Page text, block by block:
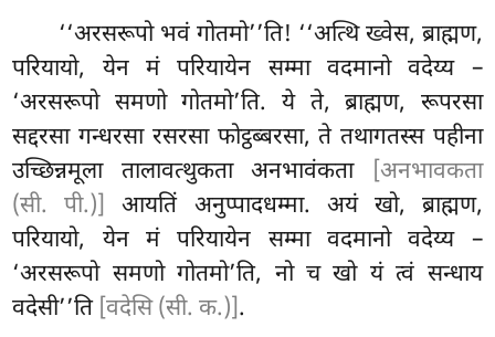
‘‘अरसरूपो भवं गोतमो’’ति! ‘‘अत्थि ख्वेस, ब्राह्मण,
परियायो, येन मं परियायेन सम्मा वदमानो वदेय्य –
‘अरसरूपो समणो गोतमो’ति. ये ते, ब्राह्मण, रूपरसा
सद्दरसा गन्धरसा रसरसा फोट्ठब्बरसा, ते तथागतस्स पहीना
उच्छिन्नमूला तालावत्थुकता अनभावंकता
[अनभावकता
(सी. पी.)]
आयतिं अनुप्पादधम्मा. अयं खो, ब्राह्मण,
परियायो, येन मं परियायेन सम्मा वदमानो वदेय्य –
‘अरसरूपो समणो गोतमो’ति, नो च खो यं त्वं सन्धाय
वदेसी’’ति [वदेसि (सी. क.)] .